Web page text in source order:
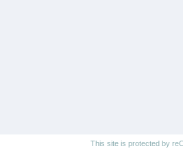
This site is protected by